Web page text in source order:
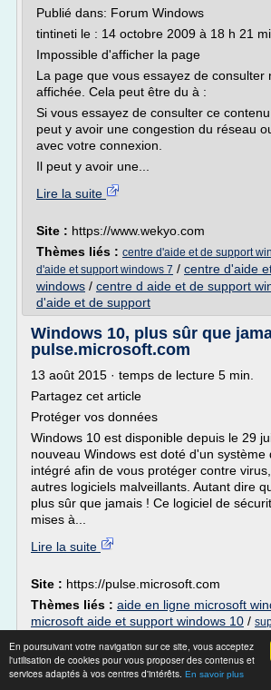
En poursuivant votre navigation sur ce site, vous acceptez
l'utilisation de cookies pour vous proposer des contenus et
services adaptés à vos centres d'intérêts. En savoir plus
Publié dans: Forum Windows
tintineti le : 14 octobre 2009 à 18 h 21
Impossible d'afficher la page
La page que vous essayez de consulter
affichée. Cela peut être du à :
Si vous essayez de consulter ce
peut y avoir une congestion du réseau
avec votre connexion.
Il peut y avoir une...
Lire la suite
Site : https://www.wekyo.com
Thèmes liés : centre d'aide et de support
d'aide et support windows 7 / centre d'aide
windows / centre d aide et de support
d'aide et de support
Windows 10, plus sûr que
pulse.microsoft.com
13 août 2015 · temps de lecture 5 min.
Partagez cet article
Protéger vos données
Windows 10 est disponible depuis le 29
nouveau Windows est doté d'un système
intégré afin de vous protéger contre
autres logiciels malveillants. Autant dire
plus sûr que jamais ! Ce logiciel de
mises à...
Lire la suite
Site : https://pulse.microsoft.com
Thèmes liés : aide en ligne microsoft
microsoft aide et support windows 10 /
microsoft support
activation/support microsoft windows 10